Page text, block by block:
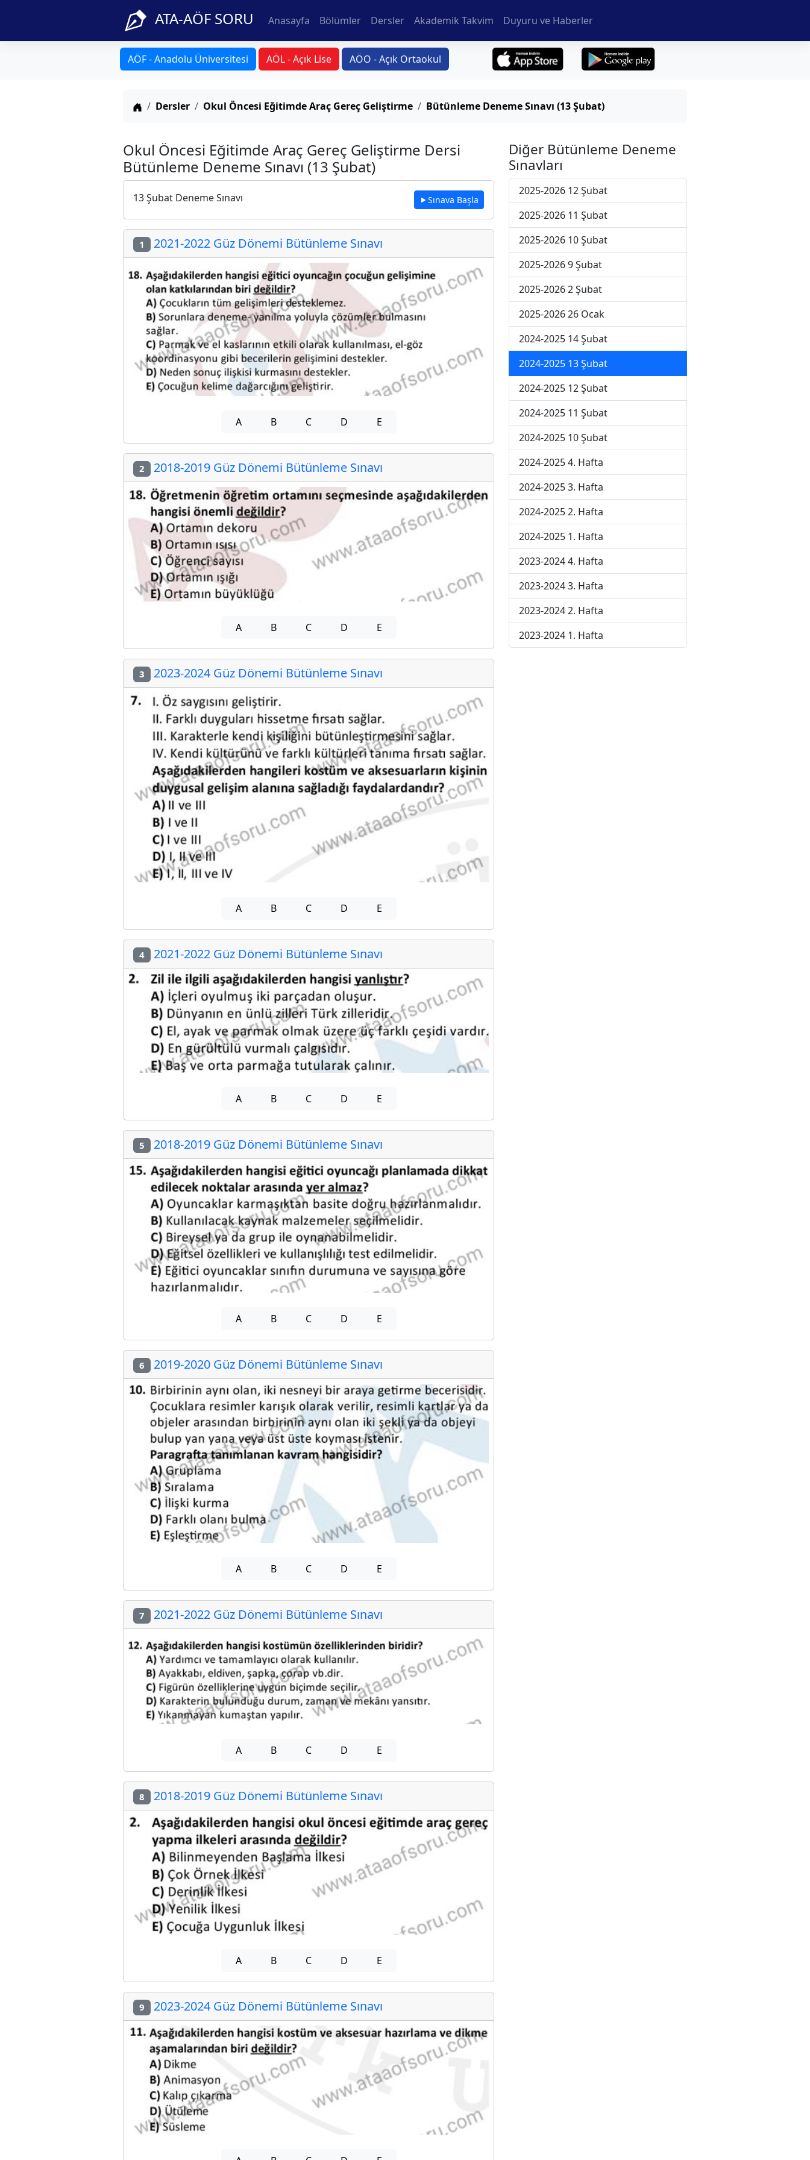
ATA-AÖF SORU Anasayfa Bölümler Dersler Akademik Takvim Duyuru ve Haberler
AÖF - Anadolu Üniversitesi AÖL - Açık Lise AÖO - Açık Ortaokul
Anasayfa
Dersler Okul Öncesi Eğitimde Araç Gereç Geliştirme Bütünleme Deneme Sınavı (13 Şubat)
Okul Öncesi Eğitimde Araç Gereç Geliştirme Dersi
Bütünleme Deneme Sınavı (13 Şubat)
13 Şubat Deneme Sınavı Sınava Başla
1 2021-2022 Güz Dönemi Bütünleme Sınavı
A B C D E
2 2018-2019 Güz Dönemi Bütünleme Sınavı
A B C D E
3 2023-2024 Güz Dönemi Bütünleme Sınavı
A B C D E
4 2021-2022 Güz Dönemi Bütünleme Sınavı
A B C D E
5 2018-2019 Güz Dönemi Bütünleme Sınavı
A B C D E
6 2019-2020 Güz Dönemi Bütünleme Sınavı
A B C D E
7 2021-2022 Güz Dönemi Bütünleme Sınavı
A B C D E
8 2018-2019 Güz Dönemi Bütünleme Sınavı
A B C D E
9 2023-2024 Güz Dönemi Bütünleme Sınavı
Diğer Bütünleme Deneme
Sınavları
2025-2026 12 Şubat
2025-2026 11 Şubat
2025-2026 10 Şubat
2025-2026 9 Şubat
2025-2026 2 Şubat
2025-2026 26 Ocak
2024-2025 14 Şubat
2024-2025 13 Şubat
2024-2025 12 Şubat
2024-2025 11 Şubat
2024-2025 10 Şubat
2024-2025 4. Hafta
2024-2025 3. Hafta
2024-2025 2. Hafta
2024-2025 1. Hafta
2023-2024 4. Hafta
2023-2024 3. Hafta
2023-2024 2. Hafta
2023-2024 1. Hafta